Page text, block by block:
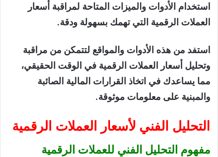
استخدام الأدوات والميزات المتاحة لمراقبة أسعار
العملات الرقمية التي تهمك بسهولة ودقة.
استفد من هذه الأدوات والمواقع لتتمكن من مراقبة
وتحليل أسعار العملات الرقمية في الوقت الحقيقي،
مما يساعدك في اتخاذ القرارات المالية الصائبة
والمبنية على معلومات موثوقة.
التحليل الفني لأسعار العملات الرقمية
مفهوم التحليل الفني للعملات الرقمية